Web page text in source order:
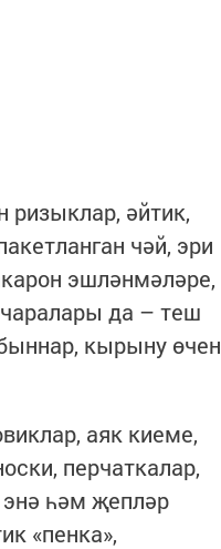
ризыклар, әйтик,
чәй, эри
эшләнмәләре,
да – теш
кырыну өчен
аяк киеме,
перчаткалар,
һәм җепләр
«пенка»,